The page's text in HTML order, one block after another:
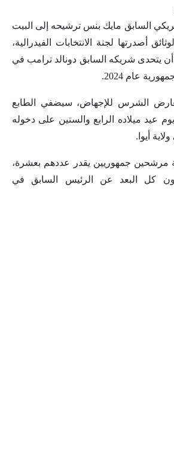
السابق مايك بنس ترشيحه إلى البيت
أصدرتها لجنة الانتخابات الفيدرالية،
يتحدى شريكه السابق دونالد ترامب في
عام 2024.
الشرس للإجهاض، سيضفي الطابع
عيد ميلاده الرابع والستين على دخوله
أيوا.
مرشحين جمهوريين يقدر عددهم بعشرة،
كل البعد عن الرئيس السابق في